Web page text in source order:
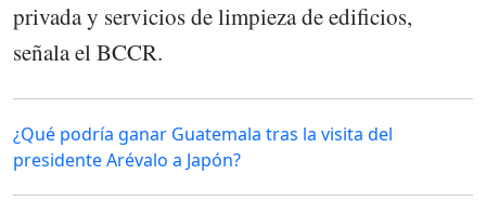
privada y servicios de limpieza de edificios,
señala el BCCR.
¿Qué podría ganar Guatemala tras la visita del
presidente Arévalo a Japón?